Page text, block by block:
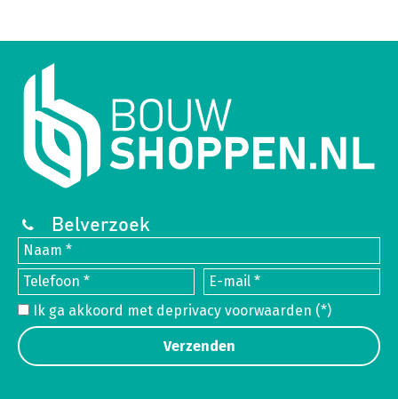
Belverzoek
Ik ga akkoord met deprivacy voorwaarden (*)